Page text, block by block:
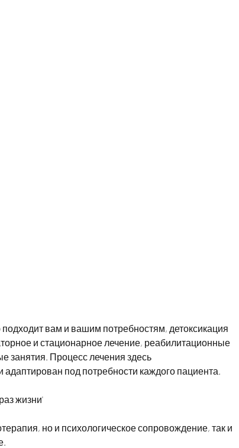
и стационарное лечение, реабилитационные
занятия. Процесс лечения здесь
под потребности каждого пациента.
жизни'
но и психологическое сопровождение, так и